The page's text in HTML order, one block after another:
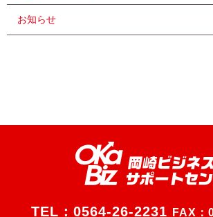
お知らせ
TEL： 0564-26-2231 FAX：